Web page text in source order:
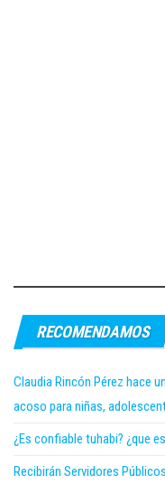
RECOMENDAMOS
Claudia Rincón Pérez hace
acoso para niñas,
¿Es confiable tuhabi? ¿que
Recibirán Servidores